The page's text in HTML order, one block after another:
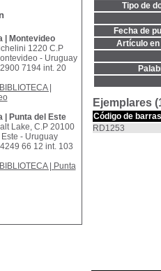
Tipo de
Fecha de
Artículo en
Ejemplares
Código de barras
RD1253
| Montevideo
1220 C.P
- Uruguay
7194 int. 20
|
| Punta del Este
Lake, C.P 20100
- Uruguay
66 12 int. 103
| Punta